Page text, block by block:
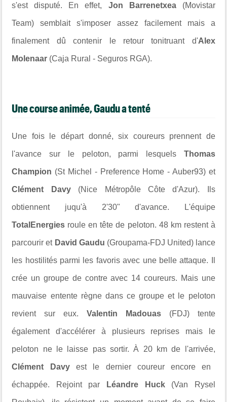
s'est disputé. En effet, Jon Barrenetxea (Movistar
Team) semblait s'imposer assez facilement mais a
finalement dû contenir le retour tonitruant d'Alex
Molenaar (Caja Rural - Seguros RGA).
Une course animée, Gaudu a tenté
Une fois le départ donné, six coureurs prennent de
l'avance sur le peloton, parmi lesquels Thomas
Champion (St Michel - Preference Home - Auber93) et
Clément Davy(Nice Métropôle Côte d'Azur). Ils
obtiennent juqu'à 2'30" d'avance. L'équipe
TotalEnergies roule en tête de peloton. 48 km restent à
parcourir et David Gaudu (Groupama-FDJ United) lance
les hostilités parmi les favoris avec une belle attaque. Il
crée un groupe de contre avec 14 coureurs. Mais une
mauvaise entente règne dans ce groupe et le peloton
revient sur eux. Valentin Madouas(FDJ) tente
également d'accélérer à plusieurs reprises mais le
peloton ne le laisse pas sortir.À 20 km de l'arrivée,
Clément Davyest le dernier coureur encore en
échappée. Rejoint par Léandre Huck (Van Rysel